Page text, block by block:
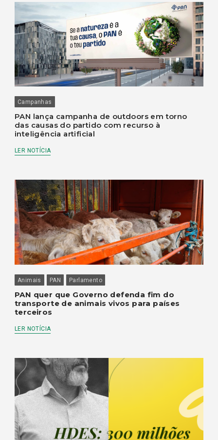
Campanhas
PAN lança campanha de outdoors em torno
das causas do partido com recurso à
inteligência artificial
LER NOTÍCIA
Animais PAN Parlamento
PAN quer que Governo defenda fim do
transporte de animais vivos para países
terceiros
LER NOTÍCIA